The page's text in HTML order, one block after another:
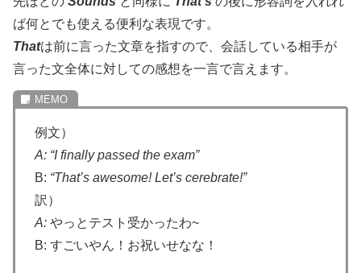
ば何とでも使える便利な表現です。
Thatは前に言った文章を指すので、会話している相手が
言った文全体に対しての感想を一言で言えます。
例文）
A: “I finally passed the exam”
B: “That’s awesome! Let’s cerebrate!”
訳）
A: やっとテスト受かったわ~
B: すごいやん！お祝いせなな！